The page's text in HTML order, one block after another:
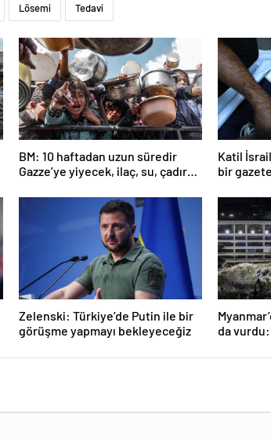
Lösemi Tedavi
BM: 10 haftadan uzun süredir
Gazze’ye yiyecek, ilaç, su, çadır
Katil
bir
Zelenski: Türkiye’de Putin ile bir
görüşme yapmayı bekleyeceğiz
da vurdu: